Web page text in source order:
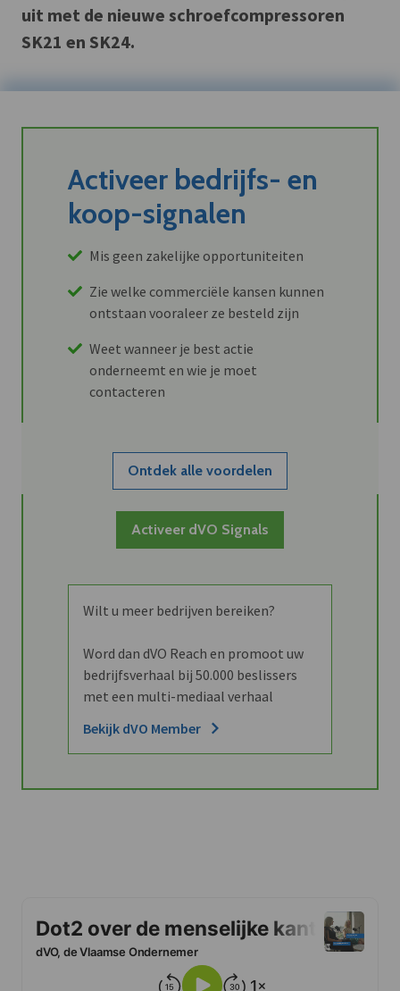
uit met de nieuwe schroefcompressoren
SK21 en SK24.
Activeer bedrijfs- en
koop-signalen
Mis geen zakelijke opportuniteiten
Zie welke commerciële kansen kunnen
ontstaan vooraleer ze besteld zijn
Weet wanneer je best actie
onderneemt en wie je moet
contacteren
Ontdek alle voordelen
Activeer dVO Signals
Wilt u meer bedrijven bereiken?
Word dan dVO Reach en promoot uw
bedrijfsverhaal bij 50.000 beslissers
met een multi-mediaal verhaal
Bekijk dVO Member